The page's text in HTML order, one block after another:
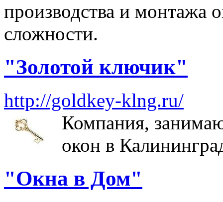
производства и монтажа
сложности.
"Золотой ключик"
http://goldkey-klng.ru/
Компания,
окон в
"Окна в Дом"